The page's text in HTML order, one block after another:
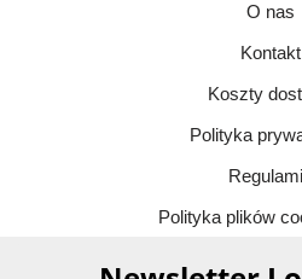
O nas
Kontakt
Koszty
Polityka
Polityka plików